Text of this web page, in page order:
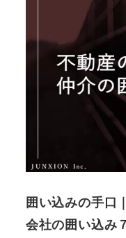
囲い込みの手口
会社の囲い込み